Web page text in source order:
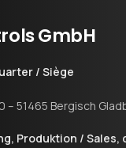
GmbH
/ Siège
– 51465 Bergisch
Produktion / Sales,